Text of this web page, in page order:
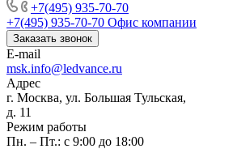
+7(495) 935-70-70
+7(495) 935-70-70 Офис компании
Заказать звонок
E-mail
msk.info@ledvance.ru
Адрес
г. Москва, ул. Большая Тульская,
д. 11
Режим работы
Пн. – Пт.: с 9:00 до 18:00